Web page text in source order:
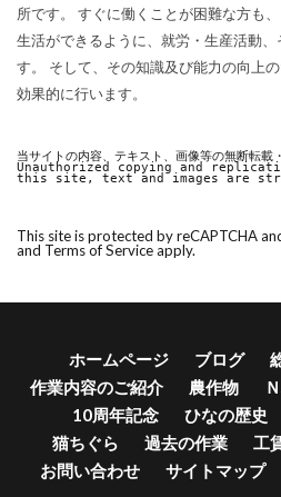
所です。 すぐに働くことが困難な方も
生活ができるように、就労・生産活動
す。 そして、その知識及び能力の向上
効果的に行います。
当サイトの内容、テキスト、画像等の無断転載
Unauthorized copying and
this site, text and images are
This site is protected by reCAPTCHA
and Terms of Serviceapply.
ホームページ ブログ
作業内容のご紹介
農作物
10周年記念
ひなの歴史
猫ちぐら
過去の作業 工
お問い合わせ
サイトマップ